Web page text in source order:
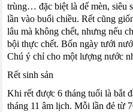
trùng… đặc biệt là dế mèn, siêu
lần vào buổi chiều. Rết cũng
lâu mà không chết, nhưng nếu
bội thực chết. Bốn ngày tưới
Chú ý chỉ cho một lượng nước
Rết sinh sản
Khi rết được 6 tháng tuổi là bắt
tháng 11 âm lịch. Mỗi lần đẻ từ